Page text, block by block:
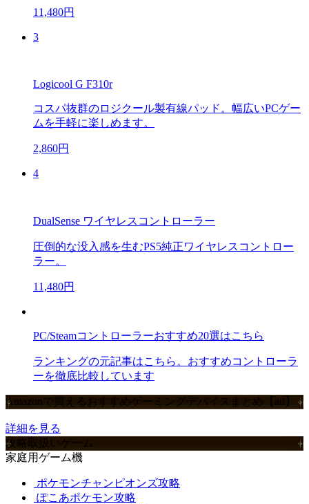
11,480円
3
Logicool G F310r
コスパ抜群のロジクール製有線パッド。幅広いPCゲー
ムを手軽に楽しめます。
2,860円
4
DualSense ワイヤレスコントローラー
圧倒的な没入感を生むPS5純正ワイヤレスコントロー
ラー。
11,480円
PC/Steamコントローラーおすすめ20選はこちら
ランキングの元記事はこちら。おすすめコントローラ
ーを徹底比較しています
Amazonで買えるおすすめゲーミングデバイスまとめ【ad】
詳細を見る
攻略取扱いゲーム
家庭用ゲーム機
ポケモンチャンピオンズ攻略
ぽこあポケモン攻略